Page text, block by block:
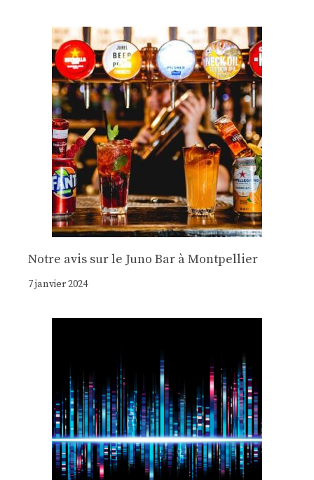
Notre avis sur le Juno Bar à Montpellier
7 janvier 2024